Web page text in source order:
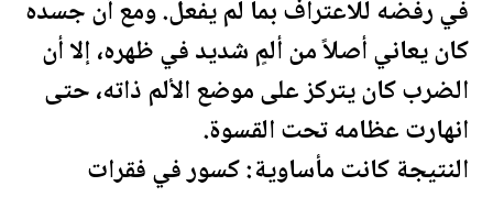
في رفضه للاعتراف بما لم يفعل. ومع أن جسده
كان يعاني أصلاً من ألمٍ شديد في ظهره، إلا أن
الضرب كان يتركز على موضع الألم ذاته، حتى
انهارت عظامه تحت القسوة.
النتيجة كانت مأساوية: كسور في فقرات